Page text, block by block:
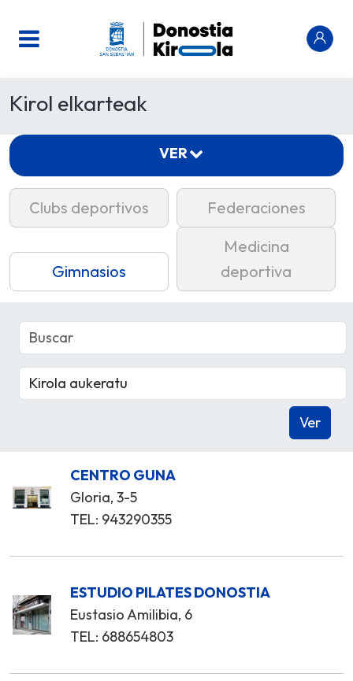
Kirol elkarteak
Clubs deportivos Federaciones
Gimnasios
Medicina
deportiva
CENTRO GUNA
Gloria, 3-5
TEL: 943290355
ESTUDIO PILATES DONOSTIA
Eustasio Amilibia, 6
TEL: 688654803
VER